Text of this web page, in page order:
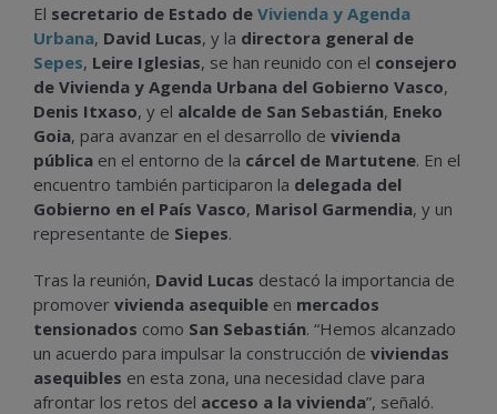
El secretario de Estado de Vivienda y Agenda
Urbana, David Lucas, y la directora general de
Sepes, Leire Iglesias, se han reunido con el consejero
de Vivienda y Agenda Urbana del Gobierno Vasco,
Denis Itxaso, y el alcalde de San Sebastián, Eneko
Goia, para avanzar en el desarrollo de vivienda
pública en el entorno de la cárcel de Martutene. En el
encuentro también participaron la delegada del
Gobierno en el País Vasco, Marisol Garmendia, y un
representante de Siepes.
Tras la reunión, David Lucas destacó la importancia de
promover vivienda asequible en mercados
tensionados como San Sebastián. “Hemos alcanzado
un acuerdo para impulsar la construcción de viviendas
asequibles en esta zona, una necesidad clave para
afrontar los retos del acceso a la vivienda”, señaló.